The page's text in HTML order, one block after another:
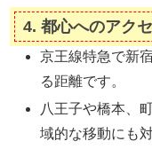
4. 都心へのアク
京王線特急で新
る距離です。
八王子や橋本、
域的な移動にも